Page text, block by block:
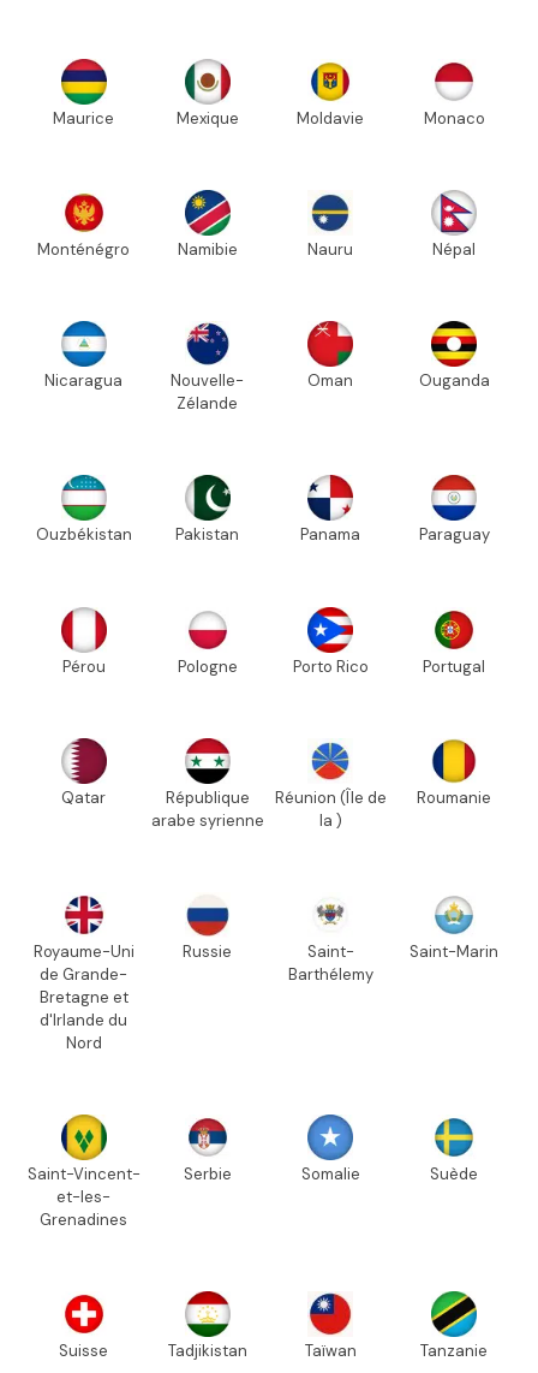
Maurice Mexique Moldavie Monaco
Monténégro Namibie Nauru Népal
Nicaragua
Nouvelle-
Zélande
Oman Ouganda
Ouzbékistan Pakistan Panama Paraguay
Pérou Pologne Porto Rico Portugal
Qatar
République
arabe syrienne
Réunion (Île de
la )
Roumanie
Royaume-Uni
de Grande-
Bretagne et
d'Irlande du
Nord
Russie
Saint-
Barthélemy
Saint-Marin
Saint-Vincent-
et-les-
Grenadines
Serbie Somalie Suède
Suisse Tadjikistan Taïwan Tanzanie